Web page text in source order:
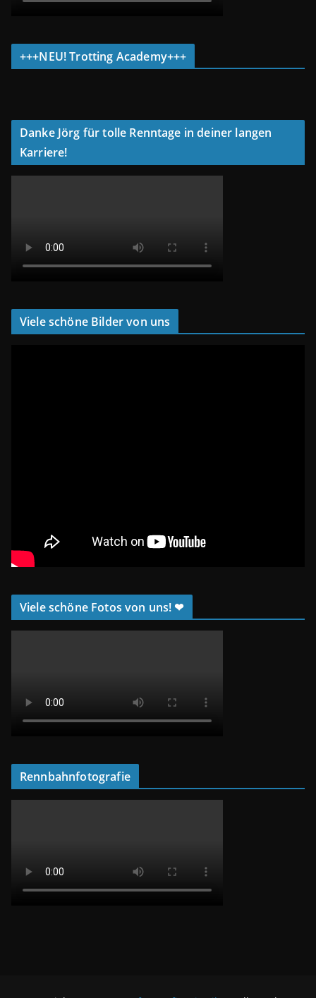
+++NEU! Trotting Academy+++
Danke Jörg für tolle Renntage in deiner langen
Karriere!
Viele schöne Bilder von uns
Viele schöne Fotos von uns! ❤
Rennbahnfotografie